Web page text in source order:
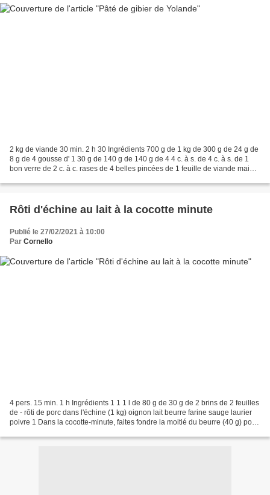
2 kg de viande 30 min. 2 h 30 Ingrédients 700 g de 1 kg de 300 g de 24 g de
8 g de 4 gousse d' 1 30 g de 140 g de 140 g de 4 4 c. à s. de 4 c. à s. de 1
bon verre de 2 c. à c. rases de 4 belles pincées de 1 feuille de viande maigre
Rôti d'échine au lait à la cocotte minute
Publié le 27/02/2021 à 10:00
Par Cornello
4 pers. 15 min. 1 h Ingrédients 1 1 1 l de 80 g de 30 g de 2 brins de 2 feuilles
de - rôti de porc dans l'échine (1 kg) oignon lait beurre farine sauge laurier
poivre 1 Dans la cocotte-minute, faites fondre la moitié du beurre (40 g) pour